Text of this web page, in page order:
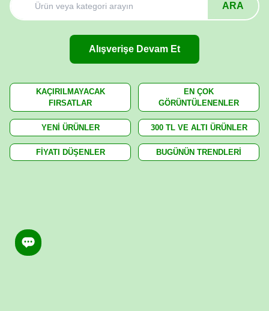
ARA
Alışverişe Devam Et
KAÇIRILMAYACAK
FIRSATLAR
EN ÇOK
GÖRÜNTÜLENENLER
YENİ ÜRÜNLER 300 TL VE ALTI ÜRÜNLER
FİYATI DÜŞENLER BUGÜNÜN TRENDLERİ